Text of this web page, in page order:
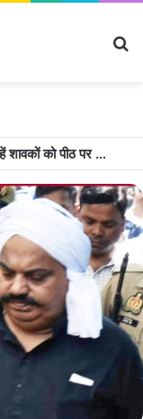
बारनवापारा अभ्यारण्य में दिखा ‘मां का प्यार’, नन्हें शावकों को पीठ पर बैठाकर घूमती दिखी मादा भालू